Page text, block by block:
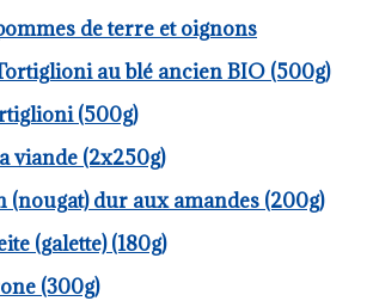
de terre et oignons
au blé ancien BIO (500g)
(500g)
viande (2x250g)
dur aux amandes (200g)
(galette) (180g)
(300g)